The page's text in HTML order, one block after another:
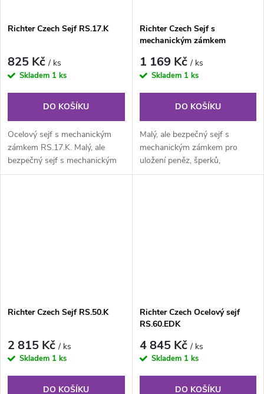
Richter Czech Sejf RS.17.K
825 Kč/ ks
Skladem 1 ks
DO KOŠÍKU
Ocelový sejf s mechanickým
zámkem RS.17.K. Malý, ale
bezpečný sejf s mechanickým
zámkem pro uložení peněz,
Richter Czech Sejf s
mechanickým zámkem
1 169 Kč/ ks
Skladem 1 ks
DO KOŠÍKU
Malý, ale bezpečný sejf s
mechanickým zámkem pro
uložení peněz, šperků,
starožitností, dokladů,
Richter Czech Sejf RS.50.K
2 815 Kč/ ks
Skladem 1 ks
DO KOŠÍKU
Richter Czech Ocelový sejf
RS.60.EDK
4 845 Kč/ ks
Skladem 1 ks
DO KOŠÍKU